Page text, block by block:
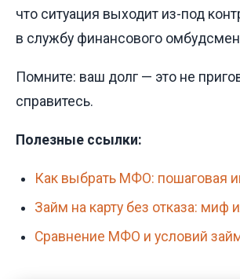
что ситуация выходит из-под
в службу финансового
Помните: ваш долг — это не
справитесь.
Полезные ссылки:
Как выбрать МФО: пошаговая
Займ на карту без отказа: миф
Сравнение МФО и условий